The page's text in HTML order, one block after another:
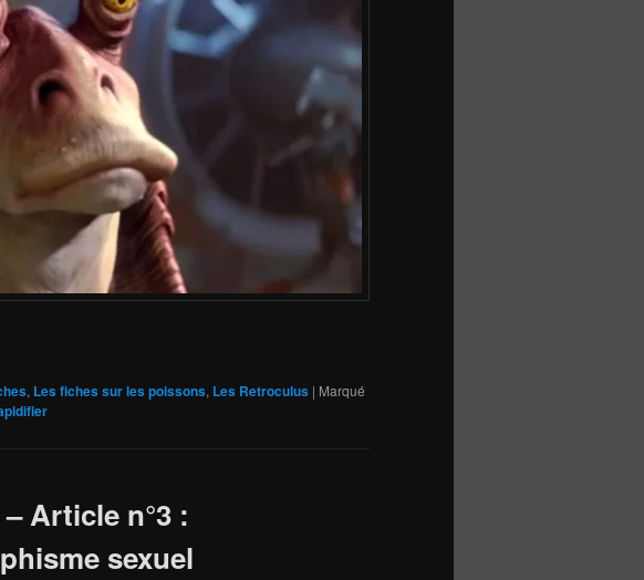
, Les fiches sur les poissons, Les Retroculus | Marqué
Article n°3 :
sexuel